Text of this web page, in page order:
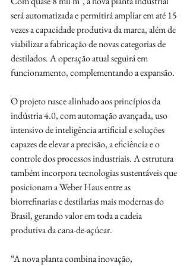
será automatizada e permitirá ampliar em até 15
vezes a capacidade produtiva da marca, além de
viabilizar a fabricação de novas categorias de
destilados. A operação atual seguirá em
funcionamento, complementando a expansão.
O projeto nasce alinhado aos princípios da
indústria 4.0, com automação avançada, uso
intensivo de inteligência artificial e soluções
capazes de elevar a precisão, a eficiência e o
controle dos processos industriais. A estrutura
também incorpora tecnologias sustentáveis que
posicionam a Weber Haus entre as
biorrefinarias e destilarias mais modernas do
Brasil, gerando valor em toda a cadeia
produtiva da cana-de-açúcar.
“A nova planta combina inovação,